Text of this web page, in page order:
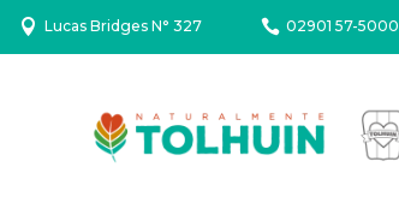
 Lucas Bridges N° 327  02901 57-5000